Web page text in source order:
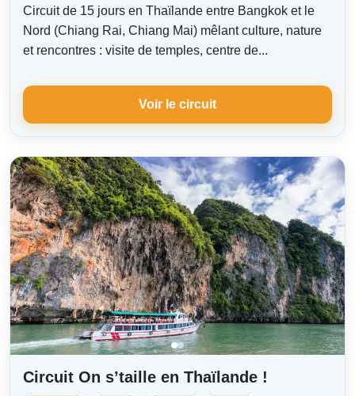
Circuit de 15 jours en Thaïlande entre Bangkok et le
Nord (Chiang Rai, Chiang Mai) mêlant culture, nature
et rencontres : visite de temples, centre de...
Voir le circuit
Circuit On s’taille en Thaïlande !